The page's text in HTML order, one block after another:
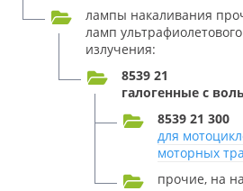
лампы накаливания
ламп
излучения:
8539 21
галогенные с
8539 21 300
для
моторных
прочие, на